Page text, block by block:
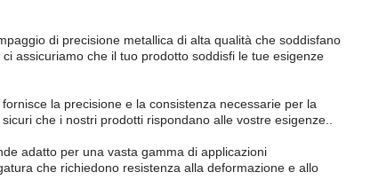
di precisione metallica di alta qualità che soddisfano
assicuriamo che il tuo prodotto soddisfi le tue esigenze
la precisione e la consistenza necessarie per la
che i nostri prodotti rispondano alle vostre esigenze..
adatto per una vasta gamma di applicazioni
che richiedono resistenza alla deformazione e allo